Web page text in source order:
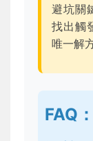
避坑關
找出觸
唯一解方
FAQ